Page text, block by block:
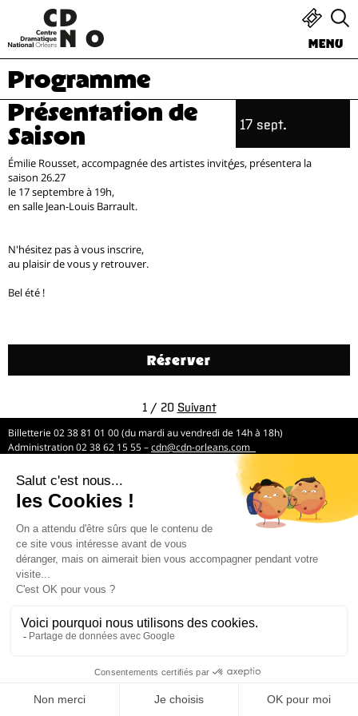
MENU
Programme
Présentation de
Saison
17 sept.
Émilie Rousset, accompagnée des artistes invité·es, présentera la
saison 26.27
le 17 septembre à 19h,
en salle Jean-Louis Barrault.
N'hésitez pas à vous inscrire,
au plaisir de vous y retrouver.
Bel été !
Réserver
1 / 20 Suivant
Billetterie 02 38 81 01 00 (du mardi au vendredi de 14h à 18h)
Administration 02 38 62 15 55 –cdn@cdn-orleans.com
CDN Orléans / Centre-Val de Loire Boulevard Pierre Ségelle 45000 Orléans
Mentions légales
Newsletter